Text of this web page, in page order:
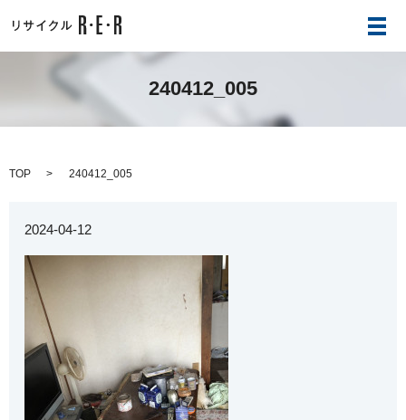
メ
240412_005
TOP 240412_005
2024-04-12